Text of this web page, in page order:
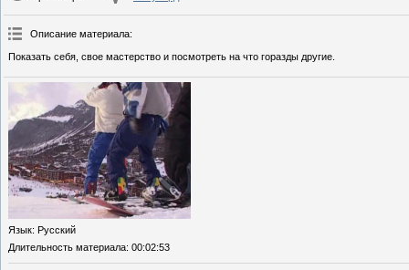
Описание материала:
Показать себя, свое мастерство и посмотреть на что горазды другие.
Язык: Русский
Длительность материала: 00:02:53